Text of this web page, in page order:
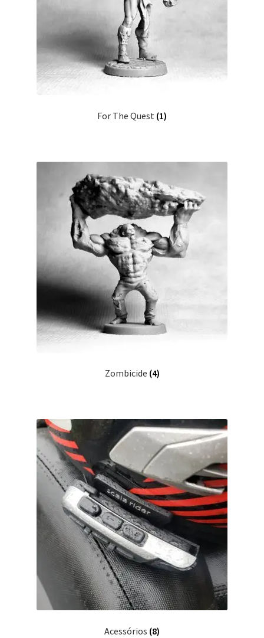
For The Quest (1)
Zombicide (4)
Acessórios (8)